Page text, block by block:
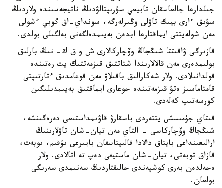
جىلدارعا جالعاسقان تابيعي سۇرىپتالۋدىڭ ناتيجەسىندە ولاردىڭ
سۋىق ءارى بيىك تاۋلى وڭىرلەرگە، سونداي-اق گوبي ءشولى
مەن شولەيتتى ايماقتارعا ابدەن بەيىمدەلگەنى بەلگىلى بولدى.
قازىرگى ۋاقىتتا شىڭجاڭ وۆچاركالارى ش و ق ك- نىڭ بارلىق
بولىمدەرى مەن قالالارىندا شتاتتىق قىزمەتتىك يت رەتىندە
قولدانىلادى. ولار شەكارالىق باقىلاۋ مەن قوعامدىق ءتارتىپتى
قامتاماسىز ەتۋ قىزمەتىندە جوعارى ايماقتىق بەيىمدىلىگىن
كورسەتىپ كەلەدى.
قىتاي جۇمىسشى يتتەردى باسقارۋ قاۋىمداستىعى دەرەگىنشە،
شىڭجاڭ وۆچاركاسى - التاي مەن تيان-شان تاۋلارىنىڭ
ارالىعىنداعى بايتاق دالادا قالىپتاسقان بايىرعى تۇقىم، توبەت،
قازاق توبەتى، تيان-شان ماستيفى دەپ تە اتالادى. ولار
ەجەلدەن بەرى كوشپەندى حالىقتاردىڭ سەنىمدى سەرىگى
بولعان.